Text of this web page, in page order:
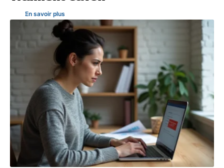
En savoir plus